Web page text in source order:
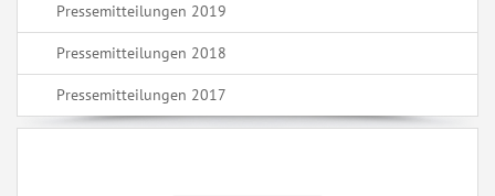
Pressemitteilungen 2019
Pressemitteilungen 2018
Pressemitteilungen 2017